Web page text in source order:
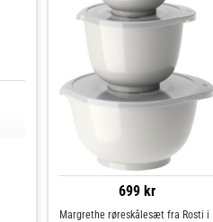
699 kr
Margrethe røreskålesæt fra Rosti i